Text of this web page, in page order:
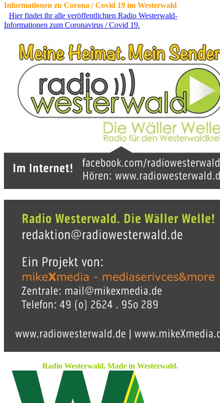
Informationen zu Corona / Covid 19 im Westerwald
Hier findet ihr alle veröffentlichten Radio Westerwald-
Informationen zum Coronavirus / Covid 19.
Radio Westerwald. Made in Westerwald.